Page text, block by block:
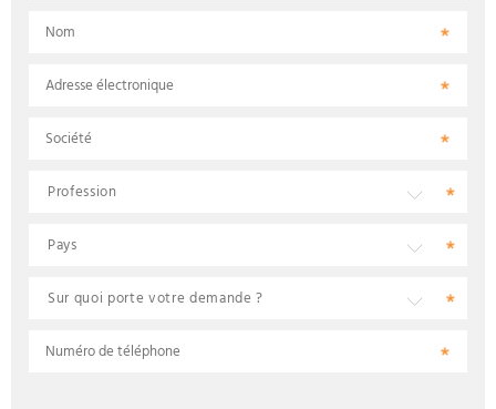
Nom
Adresse électronique
Société
Numéro de téléphone